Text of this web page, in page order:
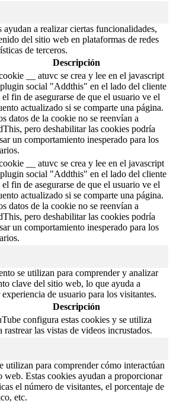
a realizar ciertas funcionalidades,
del sitio web en plataformas de redes
de terceros.
Descripción
__ atuvc se crea y lee en el javascript
social "Addthis" en el lado del cliente
el fin de asegurarse de que el usuario ve el
actualizado si se comparte una página.
datos de la cookie no se reenvían a
pero deshabilitar las cookies podría
un comportamiento inesperado para los
__ atuvc se crea y lee en el javascript
social "Addthis" en el lado del cliente
el fin de asegurarse de que el usuario ve el
actualizado si se comparte una página.
datos de la cookie no se reenvían a
pero deshabilitar las cookies podría
un comportamiento inesperado para los
se utilizan para comprender y analizar
clave del sitio web, lo que ayuda a
de usuario para los visitantes.
Descripción
configura estas cookies y se utiliza
rastrear las vistas de videos incrustados.
utilizan para comprender cómo interactúan
web. Estas cookies ayudan a proporcionar
el número de visitantes, el porcentaje de
etc.